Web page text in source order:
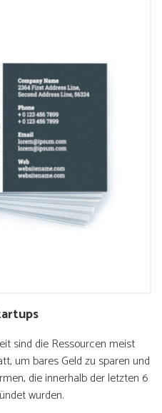
sind die Ressourcen meist
um bares Geld zu sparen und
die innerhalb der letzten 6
wurden.